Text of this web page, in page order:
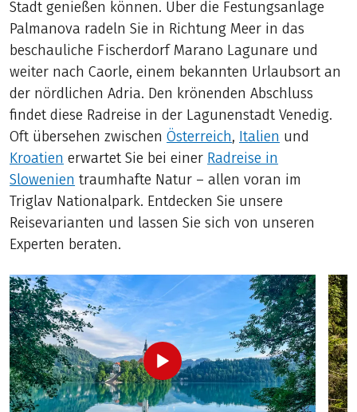
Stadt genießen können. Über die Festungsanlage
Palmanova radeln Sie in Richtung Meer in das
beschauliche Fischerdorf Marano Lagunare und
weiter nach Caorle, einem bekannten Urlaubsort an
der nördlichen Adria. Den krönenden Abschluss
findet diese Radreise in der Lagunenstadt Venedig.
Oft übersehen zwischenÖsterreich, Italien und
Kroatien erwartet Sie bei einer Radreise in
Slowenien traumhafte Natur – allen voran im
Triglav Nationalpark. Entdecken Sie unsere
Reisevarianten und lassen Sie sich von unseren
Experten beraten.